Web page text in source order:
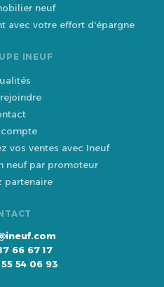
neuf
avec votre effort d'épargne
INEUF
vos ventes avec Ineuf
neuf par promoteur
partenaire
66 67 17
54 06 93